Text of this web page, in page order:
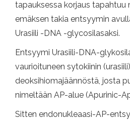
tapauksessa korjaus tapahtuu
emäksen takia entsyymin
Urasiili -DNA -glycosilasaksi.
Entsyymi Urasiili-DNA-
vaurioituneen sytokiinin
deoksihiomajäännöstä, josta
nimeltään AP-alue (Apurinic-
Sitten endonukleaasi-AP-